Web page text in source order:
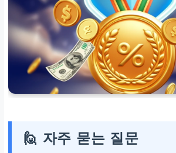
🙋 자주 묻는 질문